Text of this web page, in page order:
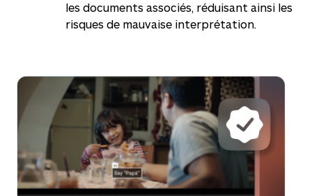
les documents associés, réduisant ainsi les
risques de mauvaise interprétation.